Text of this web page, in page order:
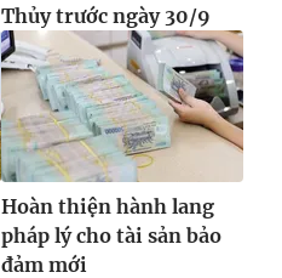
Thủy trước ngày 30/9
Hoàn thiện hành lang
pháp lý cho tài sản bảo
đảm mới